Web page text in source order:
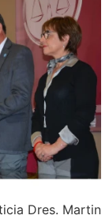
Dres. Martin